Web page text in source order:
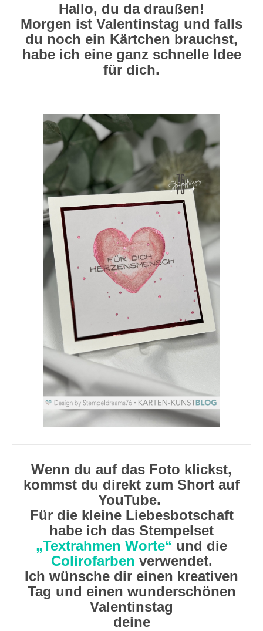
Hallo, du da draußen!
Morgen ist Valentinstag und falls
du noch ein Kärtchen brauchst,
habe ich eine ganz schnelle Idee
für dich.
Wenn du auf das Foto klickst,
kommst du direkt zum Short auf
YouTube.
Für die kleine Liebesbotschaft
habe ich das Stempelset
„Textrahmen Worte“ und die
Colirofarben verwendet.
Ich wünsche dir einen kreativen
Tag und einen wunderschönen
Valentinstag
deine